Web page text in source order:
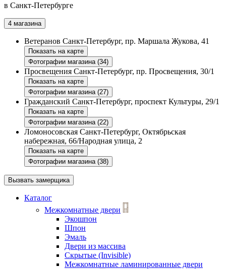
в Санкт-Петербурге
4 магазина
Ветеранов Санкт-Петербург, пр. Маршала Жукова, 41
Показать на карте
Фотографии магазина (34)
Просвещения Санкт-Петербург, пр. Просвещения, 30/1
Показать на карте
Фотографии магазина (27)
Гражданский Санкт-Петербург, проспект Культуры, 29/1
Показать на карте
Фотографии магазина (22)
Ломоносовская Санкт-Петербург, Октябрьская
набережная, 66/Народная улица, 2
Показать на карте
Фотографии магазина (38)
Вызвать замерщика
Каталог
Межкомнатные двери
Экошпон
Шпон
Эмаль
Двери из массива
Скрытые (Invisible)
Межкомнатные ламинированные двери